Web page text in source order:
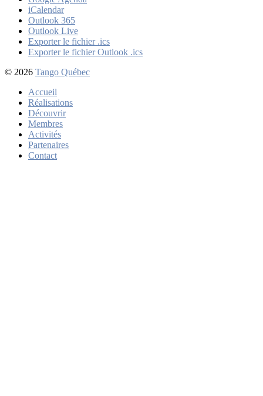
iCalendar
Outlook 365
Outlook Live
Exporter le fichier .ics
Exporter le fichier Outlook .ics
© 2026 Tango Québec
Accueil
Réalisations
Découvrir
Membres
Activités
Partenaires
Contact